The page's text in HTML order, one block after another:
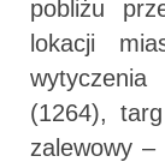
pobliżu
lokacji
(1264),
zalewowy –